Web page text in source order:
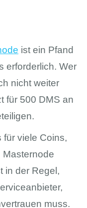
ist ein Pfand
erforderlich. Wer
nicht weiter
für 500 DMS an
für viele Coins,
Masternode
in der Regel,
muss.